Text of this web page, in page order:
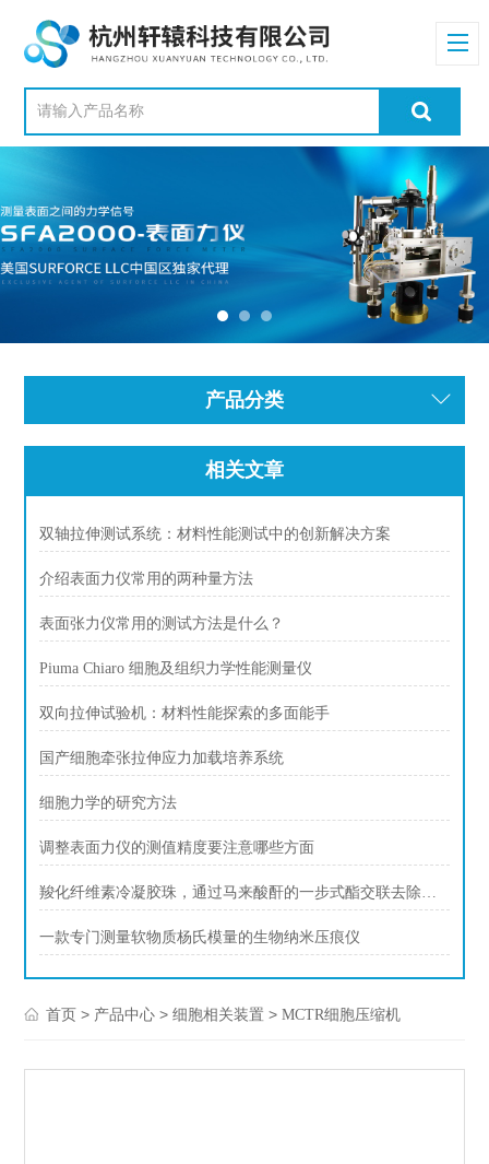
产品分类
相关文章
双轴拉伸测试系统：材料性能测试中的创新解决方案
介绍表面力仪常用的两种量方法
表面张力仪常用的测试方法是什么？
Piuma Chiaro 细胞及组织力学性能测量仪
双向拉伸试验机：材料性能探索的多面能手
国产细胞牵张拉伸应力加载培养系统
细胞力学的研究方法
调整表面力仪的测值精度要注意哪些方面
羧化纤维素冷凝胶珠，通过马来酸酐的一步式酯交联去除铜离子
一款专门测量软物质杨氏模量的生物纳米压痕仪
首页 > 产品中心 >细胞相关装置 >MCTR细胞压缩机